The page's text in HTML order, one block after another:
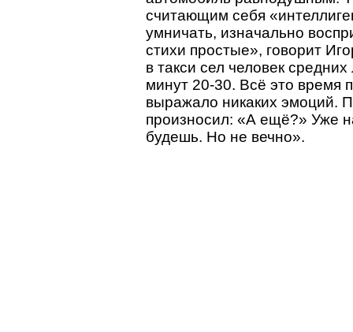
считающим себя
умничать, изначально
стихи простые», говорит
в такси сел человек
минут 20-30. Всё это время
выражало никаких эмоций.
произносил: «А ещё?» Уже
будешь. Но не вечно».